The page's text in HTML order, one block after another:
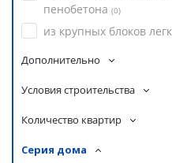
пенобетона (0)
из крупных блоков
Дополнительно
Условия строительства
Количество квартир
Серия дома